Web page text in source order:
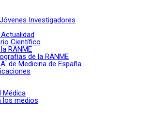
Investigadores
Científico
RANME
de la RANME
de Medicina de España
Médica
los medios